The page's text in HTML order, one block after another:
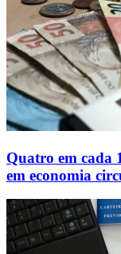
Quatro em cada
em economia